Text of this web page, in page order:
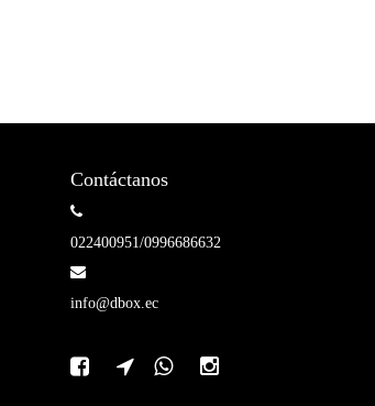
Contáctanos
022400951/0996686632
info@dbox.ec